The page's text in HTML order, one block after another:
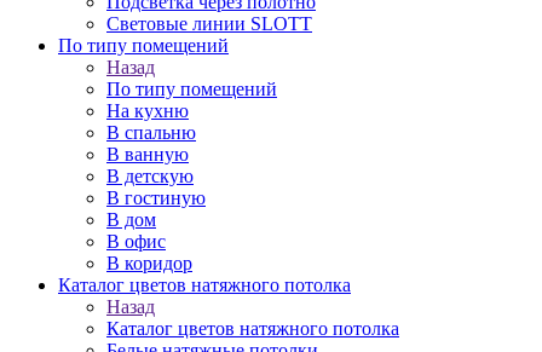
Световые линии SLOTT
По типу помещений
Назад
По типу помещений
На кухню
В спальню
В ванную
В детскую
В гостиную
В дом
В офис
В коридор
Каталог цветов натяжного потолка
Назад
Каталог цветов натяжного потолка